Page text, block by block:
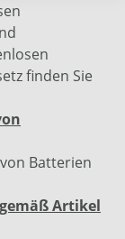
finden Sie
Batterien
Artikel